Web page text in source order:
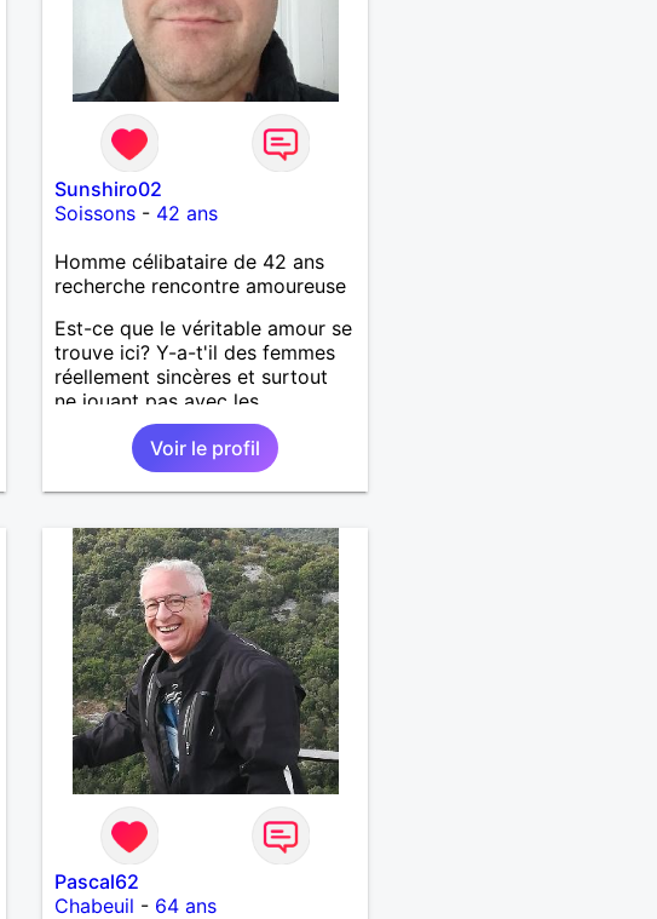
Sunshiro02
Soissons - 42 ans
Homme célibataire de 42 ans
recherche rencontre amoureuse
Est-ce que le véritable amour se
trouve ici? Y-a-t'il des femmes
réellement sincères et surtout
ne jouant pas avec les
sentiments des hommes? Etant
un homme protecteur et
bienveillant, je veux continuer
d'y croire et pouvoir enfin
désir temps. Faux profil,
profiteuse et autres joyeuseté
passer votre chemin, vous ne
m'intéressez pas du tout!
Voir le profil
Pascal62
Chabeuil - 64 ans